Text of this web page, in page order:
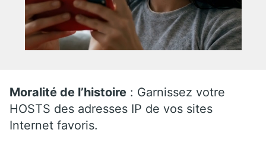
Moralité de l’histoire : Garnissez votre
HOSTS des adresses IP de vos sites
Internet favoris.